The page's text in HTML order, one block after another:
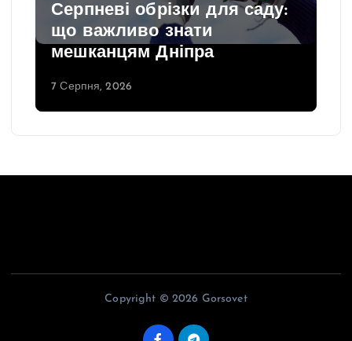
Серпневі обрізки для саду:
що важливо знати
мешканцям Дніпра
7 Серпня, 2026
Copyright © 2026 Gorsovet